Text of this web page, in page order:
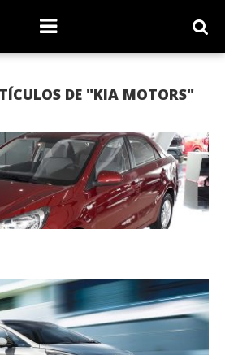
DE "KIA MOTORS"